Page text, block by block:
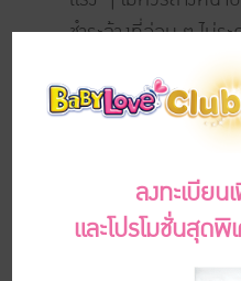
ชำระล้างที่อ่อน ๆ ไม่
บริเวณใบหน้า, ลำตั
อักเสบอยู่ อาจให้ยาท
แล้วให้ทายา
โดยใช้แชมพูที่มีส่วน
Zinc pyrithione, tar
สระผม ก็จะทำให้รอย